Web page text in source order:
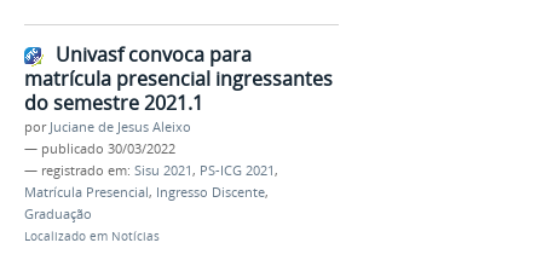
Univasf convoca para
matrícula presencial ingressantes
do semestre 2021.1
por Juciane de Jesus Aleixo
— publicado 30/03/2022
— registrado em: Sisu 2021, PS-ICG 2021,
Matrícula Presencial, Ingresso Discente,
Graduação
Localizado em Notícias